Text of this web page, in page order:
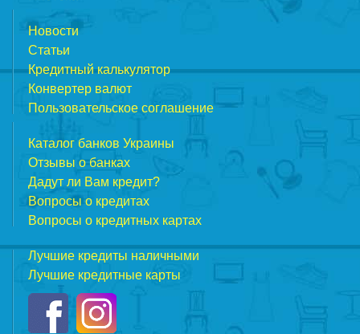
Новости
Статьи
Кредитный калькулятор
Конвертер валют
Пользовательское соглашение
Каталог банков Украины
Отзывы о банках
Дадут ли Вам кредит?
Вопросы о кредитах
Вопросы о кредитных картах
Лучшие кредиты наличными
Лучшие кредитные карты